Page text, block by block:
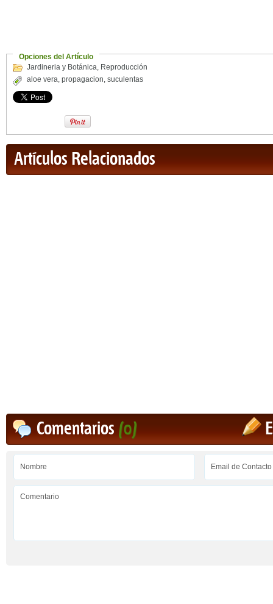
Opciones del Artículo
Jardineria y Botánica, Reproducción
aloe vera, propagacion, suculentas
Artículos Relacionados
Comentarios(0)